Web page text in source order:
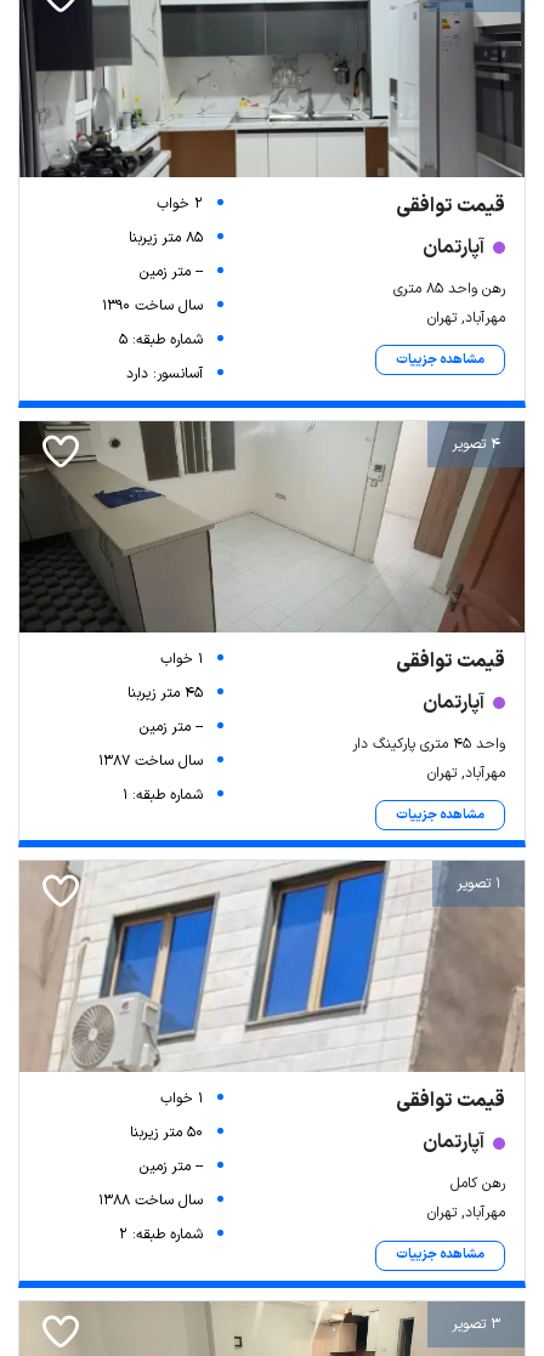
قیمت توافقی
آپارتمان
رهن واحد ۸۵ متری
مهرآباد, تهران
مشاهده جزییات
2 خواب
85 متر زیربنا
-- متر زمین
سال ساخت 1390
شماره طبقه: 5
آسانسور: دارد
4 تصویر
قیمت توافقی
آپارتمان
واحد 45 متری پارکینگ دار
مهرآباد, تهران
مشاهده جزییات
1 خواب
45 متر زیربنا
-- متر زمین
سال ساخت 1387
شماره طبقه: 1
1 تصویر
قیمت توافقی
آپارتمان
رهن کامل
مهرآباد, تهران
مشاهده جزییات
1 خواب
50 متر زیربنا
-- متر زمین
سال ساخت 1388
شماره طبقه: 2
3 تصویر